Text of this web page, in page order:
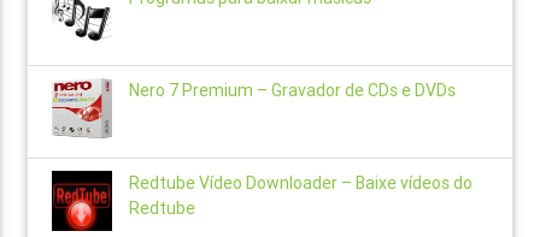
Nero 7 Premium – Gravador de CDs e DVDs
Redtube Vídeo Downloader – Baixe vídeos do
Redtube